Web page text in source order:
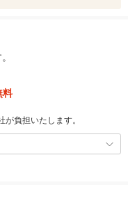
料
負担いたします。